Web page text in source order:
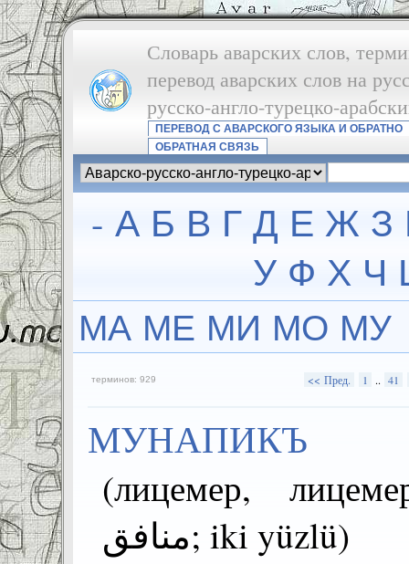
Словарь аварских слов,
перевод аварских слов на
русско-англо-турецко-
ПЕРЕВОД С АВАРСКОГО ЯЗЫКА И ОБРАТНО
ОБРАТНАЯ СВЯЗЬ
- А Б В Г Д Е Ж З
У Ф Х Ч
МА МЕ МИ МО МУ
терминов: 929 << Пред. 1 .. 41
МУНАПИКЪ
(лицемер,
منافق; iki yüzlü)